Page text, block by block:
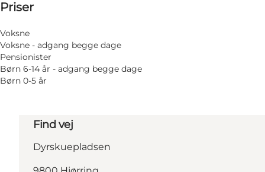
Priser
Voksne
Voksne - adgang begge dage
Pensionister
Børn 6-14 år - adgang begge dage
Børn 0-5 år
Find vej
Dyrskuepladsen